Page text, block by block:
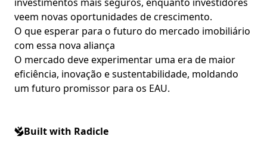
veem novas oportunidades de crescimento.
O que esperar para o futuro do mercado imobiliário
com essa nova aliança
O mercado deve experimentar uma era de maior
eficiência, inovação e sustentabilidade, moldando
um futuro promissor para os EAU.
Built with Radicle